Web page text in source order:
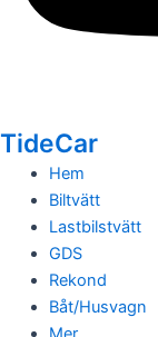
TideCar
Hem
Biltvätt
Lastbilstvätt
GDS
Rekond
Båt/Husvagn